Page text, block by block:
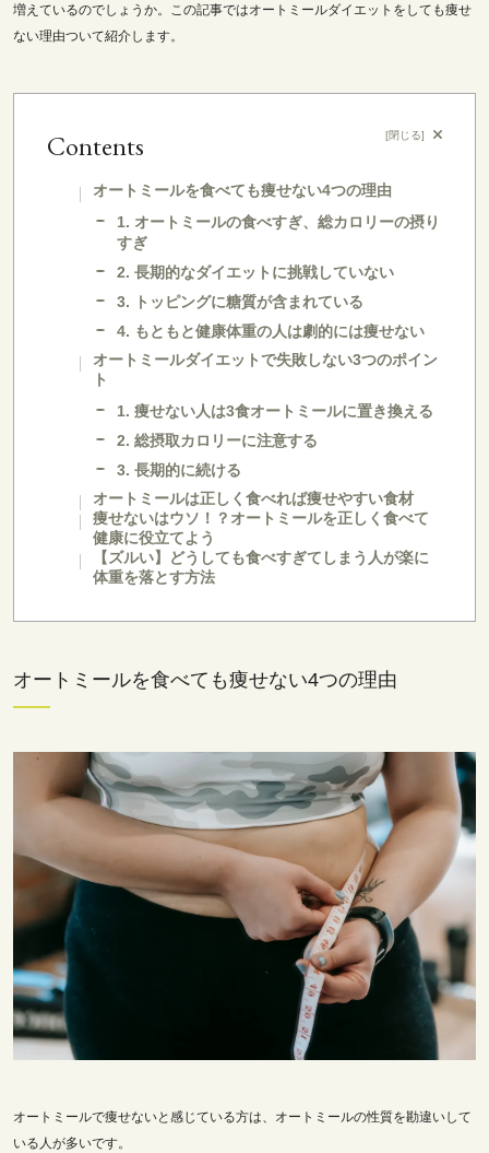
増えているのでしょうか。この記事ではオートミールダイエットをしても痩せ
ない理由ついて紹介します。
Contents [閉じる]
オートミールを食べても痩せない4つの理由
1. オートミールの食べすぎ、総カロリーの摂り
すぎ
2. 長期的なダイエットに挑戦していない
3. トッピングに糖質が含まれている
4. もともと健康体重の人は劇的には痩せない
オートミールダイエットで失敗しない3つのポイン
ト
1. 痩せない人は3食オートミールに置き換える
2. 総摂取カロリーに注意する
3. 長期的に続ける
オートミールは正しく食べれば痩せやすい食材
痩せないはウソ！？オートミールを正しく食べて
健康に役立てよう
【ズルい】どうしても食べすぎてしまう人が楽に
体重を落とす方法
オートミールを食べても痩せない4つの理由
オートミールで痩せないと感じている方は、オートミールの性質を勘違いして
いる人が多いです。